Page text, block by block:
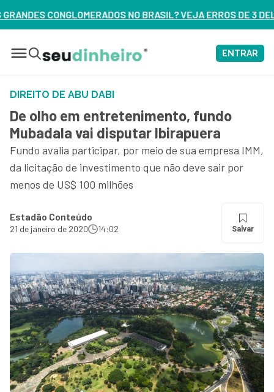
BRASIL? VEJA ERROS DE 3 DELES – ASSISTA AGORA
ENTRAR
DIREITO DE ABU DABI
De olho em entretenimento, fundo
Mubadala vai disputar Ibirapuera
Fundo avalia participar, por meio de sua empresa IMM,
da licitação de investimento que não deve sair por
menos de US$ 100 milhões
Estadão Conteúdo
21 de janeiro de 2020 14:02 Salvar